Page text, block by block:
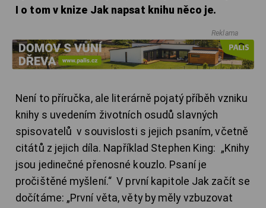
I o tom v knize Jak napsat knihu něco je.
Reklama
Není to příručka, ale literárně pojatý příběh vzniku
knihy s uvedením životních osudů slavných
spisovatelů v souvislosti s jejich psaním, včetně
citátů z jejich díla. Například Stephen King: „Knihy
jsou jedinečné přenosné kouzlo. Psaní je
pročištěné myšlení.“ V první kapitole Jak začít se
dočítáme: „První věta, věty by měly vzbuzovat